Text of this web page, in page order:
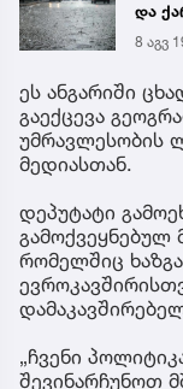
8 აგვ
ეს ანგარიში
გაექცევა
უმრავლესობის
მედიასთან.
დეპუტატი
გამოქვეყნებულ
რომელშიც
„ჩვენი
შევინარჩუნოთ